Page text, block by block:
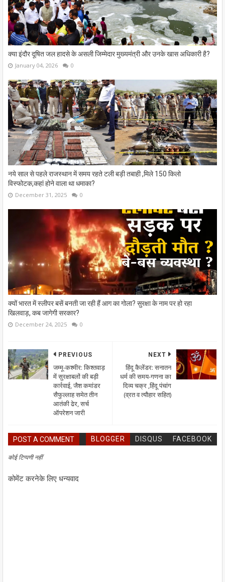
क्या इंदौर दूषित जल हादसे के असली जिम्मेदार मुख्यमंत्री और उनके खास अधिकारी है?
January 04, 2026 0
नये साल से पहले राजस्थान में समय रहते टली बड़ी तबाही ,मिले 150 किलो
विस्फोटक,कहां होने वाला था धमाका?
December 31, 2025 0
क्यों भारत में स्लीपर बसें बनती जा रही हैं आग का गोला? सुरक्षा के नाम पर हो रहा
खिलवाड़, कब जागेगी सरकार?
December 24, 2025 0
NEXT
हिंदू कैलेंडर: सनातन
धर्म की समय-गणना का
दिव्य चक्र ,हिंदू पंचांग
(व्रत व त्यौहार सहित)
PREVIOUS
जम्मू-कश्मीर: किश्तवाड़
में सुरक्षाबलों की बड़ी
कार्रवाई, जैश कमांडर
सैफुल्लाह समेत तीन
आतंकी ढेर, सर्च
ऑपरेशन जारी
POST A COMMENT BLOGGER DISQUS FACEBOOK
कोई टिप्पणी नहीं
कोमेंट करनेके लिए धन्यवाद